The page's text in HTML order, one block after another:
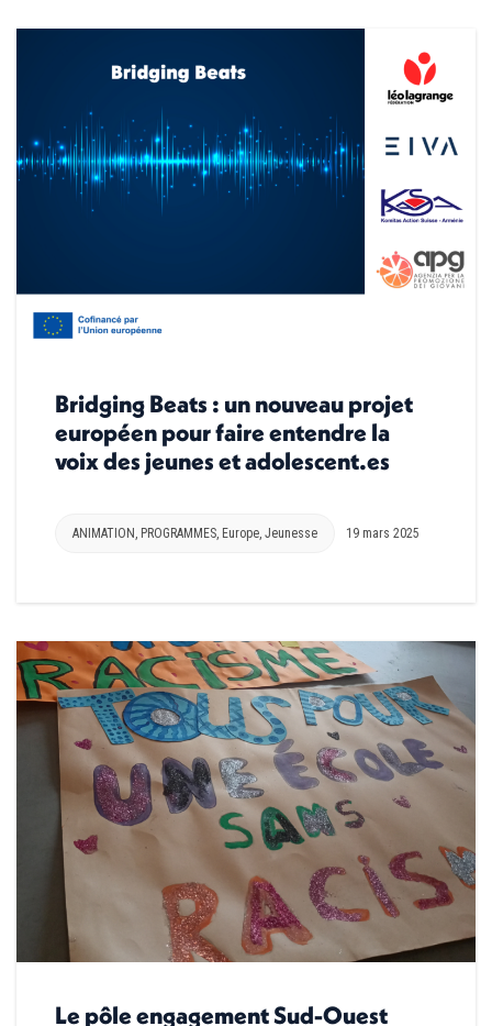
Bridging Beats : un nouveau projet
européen pour faire entendre la
voix des jeunes et adolescent.es
ANIMATION PROGRAMMES Europe Jeunesse 19 mars 2025
Le pôle engagement Sud-Ouest